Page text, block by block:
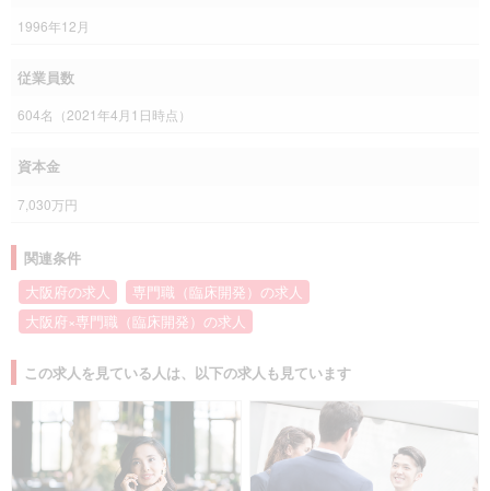
1996年12月
従業員数
604名（2021年4月1日時点）
資本金
7,030万円
関連条件
大阪府の求人
専門職（臨床開発）の求人
大阪府×専門職（臨床開発）の求人
この求人を見ている人は、以下の求人も見ています